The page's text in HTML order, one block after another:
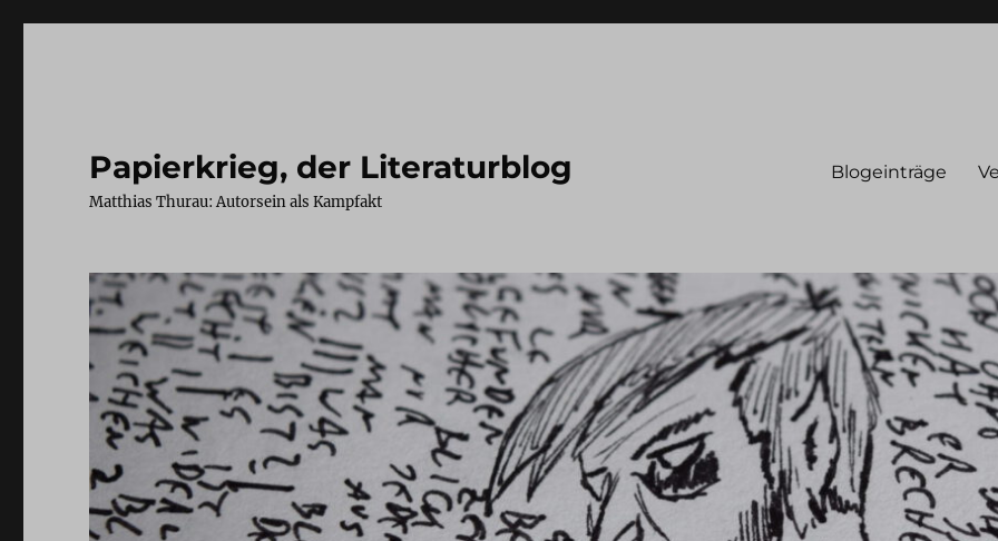
Papierkrieg, der Literaturblog
Matthias Thurau: Autorsein als Kampfakt
Blogeinträge